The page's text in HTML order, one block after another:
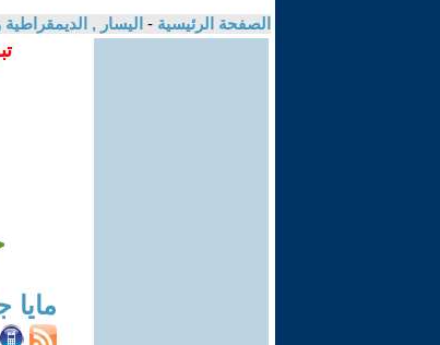
الصفحة الرئيسية - اليسار ,